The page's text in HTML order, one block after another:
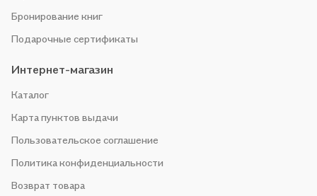
Бронирование книг
Подарочные сертификаты
Интернет-магазин
Каталог
Карта пунктов выдачи
Пользовательское соглашение
Политика конфиденциальности
Возврат товара